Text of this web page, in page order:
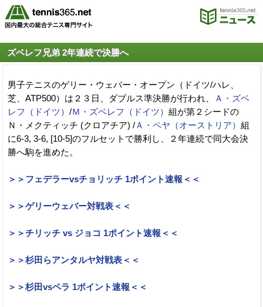
ズベレフ兄弟 2年連続で決勝へ
男子テニスのゲリー・ウェバー・オープン（ドイツ/ハレ、
芝、ATP500）は２３日、ダブルス準決勝が行われ、
Ａ・ズベ
レフ（ドイツ） /Ｍ・ズベレフ（ドイツ） 組が第２シードの
Ｎ・メクティッチ (クロアチア) /Ａ・ペヤ（オーストリア） 組
に6-3, 3-6, [10-5]のフルセットで勝利し、２年連続で同大会決
勝へ駒を進めた。
＞＞フェデラーvsチョリッチ 1ポイント速報＜＜
＞＞ゲリーウェバー対戦表＜＜
＞＞チリッチ vs ジョコ 1ポイント速報＜＜
＞＞杉田らアンタルヤ対戦表＜＜
＞＞杉田vsペラ 1ポイント速報＜＜